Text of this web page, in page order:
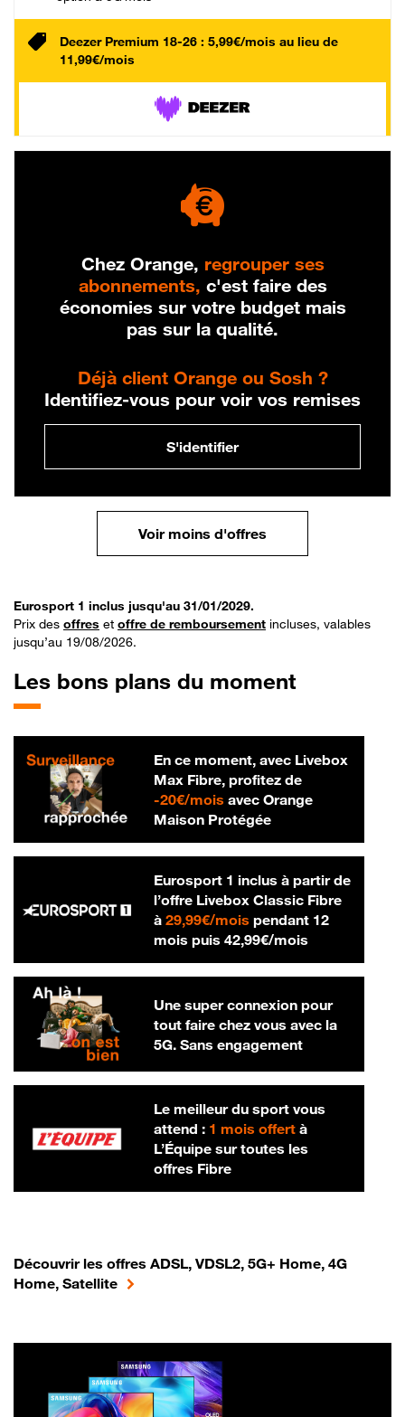
Deezer Premium 18-26 : 5,99€/mois au lieu de
11,99€/mois
Chez Orange, regrouper ses
abonnements, c'est faire des
économies sur votre budget mais
pas sur la qualité.
Déjà client Orange ou Sosh ?
Identifiez-vous pour voir vos remises
S'identifier
Voir moins d'offres
Eurosport 1 inclus jusqu'au 31/01/2029.
Prix des offres et offre de remboursement incluses, valables
jusqu’au 19/08/2026.
Les bons plans du moment
En ce moment, avec Livebox
Max Fibre, profitez de
-20€/mois20 € par mois
avec Orange
Maison Protégée
Eurosport 1 inclus à partir de
l’offre Livebox Classic Fibre
à 29,99€/mois29,99 € par mois
pendant 12
mois puis 42,99€/mois42,99 € par
Une super connexion pour
tout faire chez vous avec la
5G. Sans engagement
Le meilleur du sport vous
attend : 1 mois offertà
L’Équipe sur toutes les
offres Fibre
Découvrir les offres ADSL, VDSL2, 5G+ Home, 4G
Home, Satellite